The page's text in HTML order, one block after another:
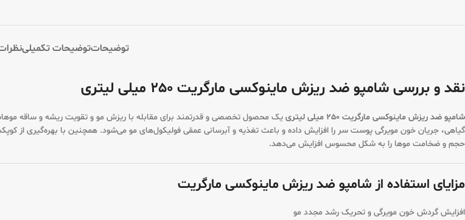
توضیحاتتوضیحات تکمیلی
نقد و بررسی شامپو ضد ریزش ماینوکسی مارگریت 250 میلی لیتری
شامپو ضد ریزش ماینوکسی مارگریت 250 میلی لیتری
حجم و ضخامت موها را به شکل محسوس افزایش می‌دهد.
مزایای استفاده از شامپو ضد ریزش ماینوکسی مارگریت
افزایش گردش خون مویرگی و تحریک رشد مجدد مو